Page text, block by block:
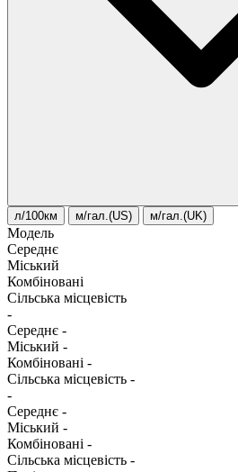
л/100км м/гал.(US) м/гал.(UK)
Модель
Середнє
Міський
Комбіновані
Сільська місцевість
-
Середнє -
Міський -
Комбіновані -
Сільська місцевість -
-
Середнє -
Міський -
Комбіновані -
Сільська місцевість -